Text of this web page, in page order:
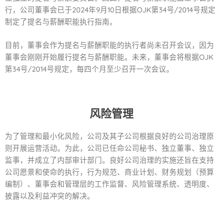
行，公司董事会已于2024年9月10日根据OJK第34号/2014号规定
制定了提名与薪酬职能执行指南。
目前，董事会作为提名与薪酬职能的执行者尚未召开会议，因为
董事会刚刚开始履行提名与薪酬职能。未来，董事会将根据OJK
第34号/2014号规定，每四个月至少召开一次会议。
风险管理
为了管理和最小化风险，公司及其子公司根据良好的公司治理原
则开展运营活动。为此，公司已任命公司秘书、独立董事、独立
监事，并成立了内部审计部门。良好公司治理的实施还旨在支持
公司愿景和使命的执行，行为规范、商业计划、财务规划（预算
编制）、董事会和管理层的工作监督、风险管理系统、透明度、
披露以及利益冲突的解决。